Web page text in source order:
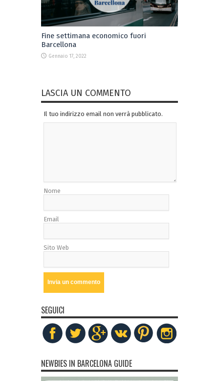
Fine settimana economico fuori
Barcellona
Gennaio 17, 2022
LASCIA UN COMMENTO
Il tuo indirizzo email non verrà pubblicato.
Nome
Email
Sito Web
SEGUICI
NEWBIES IN BARCELONA GUIDE